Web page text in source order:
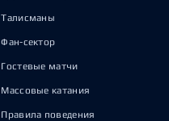
Талисманы
Фан-сектор
Гостевые матчи
Массовые катания
Правила поведения